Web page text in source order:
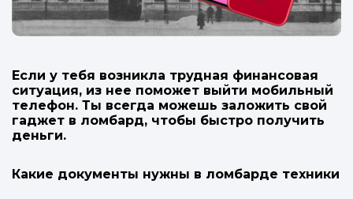
Если у тебя возникла трудная финансовая
ситуация, из нее поможет выйти мобильный
телефон. Ты всегда можешь заложить свой
гаджет в ломбард, чтобы быстро получить
деньги.
Какие документы нужны в ломбарде техники